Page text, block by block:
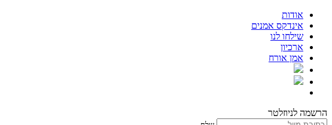
אודות
אינדקס אמנים
שילחו לנו
ארכיון
אמן אורח
הרשמה לניוזלטר